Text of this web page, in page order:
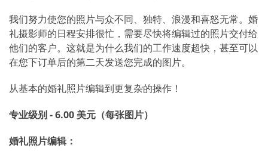
我们努力使您的照片与众不同、独特、浪漫和喜怒无常。婚
礼摄影师的日程安排很忙，需要尽快将编辑过的照片交付给
他们的客户。这就是为什么我们的工作速度超快，甚至可以
在您下订单后的第二天发送您完成的图片。
从基本的婚礼照片编辑到更复杂的操作！
专业级别 - 6.00 美元（每张图片）
婚礼照片编辑：